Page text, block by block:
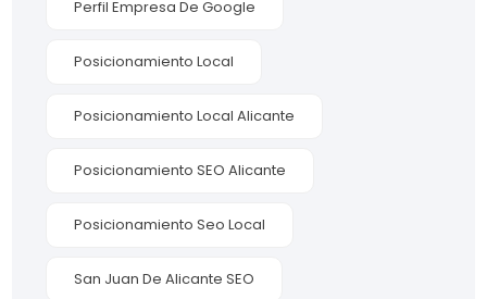
Perfil Empresa De Google
Posicionamiento Local
Posicionamiento Local Alicante
Posicionamiento SEO Alicante
Posicionamiento Seo Local
San Juan De Alicante SEO